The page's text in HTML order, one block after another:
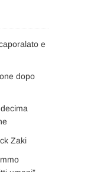
e
dopo
Zaki